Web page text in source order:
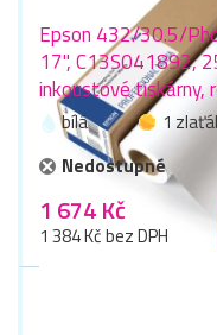
Epson 432/30.5/
17", C13S041892,
inkoustové tiskárny,
bílá
1
Nedostupné
1 674 Kč
1 384 Kč bez DPH